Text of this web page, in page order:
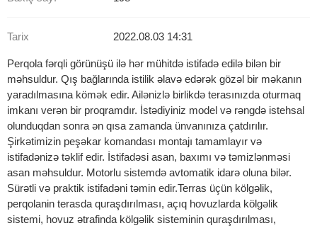
Tarix 2022.08.03 14:31
Perqola fərqli görünüşü ilə hər mühitdə istifadə edilə bilən bir
məhsuldur. Qış bağlarında istilik əlavə edərək gözəl bir məkanın
yaradılmasına kömək edir. Ailənizlə birlikdə terasınızda oturmaq
imkanı verən bir proqramdır. İstədiyiniz model və rəngdə istehsal
olunduqdan sonra ən qısa zamanda ünvanınıza çatdırılır.
Şirkətimizin peşəkar komandası montajı tamamlayır və
istifadənizə təklif edir. İstifadəsi asan, baxımı və təmizlənməsi
asan məhsuldur. Motorlu sistemdə avtomatik idarə oluna bilər.
Sürətli və praktik istifadəni təmin edir.Terras üçün kölgəlik,
perqolanin terasda quraşdırılması, açıq hovuzlarda kölgəlik
sistemi, hovuz ətrafinda kölgəlik sisteminin quraşdırılması,